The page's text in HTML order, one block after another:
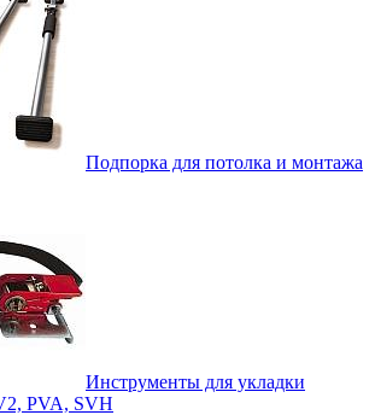
Подпорка для потолка и монтажа
Инструменты для укладки
PVA, SVH